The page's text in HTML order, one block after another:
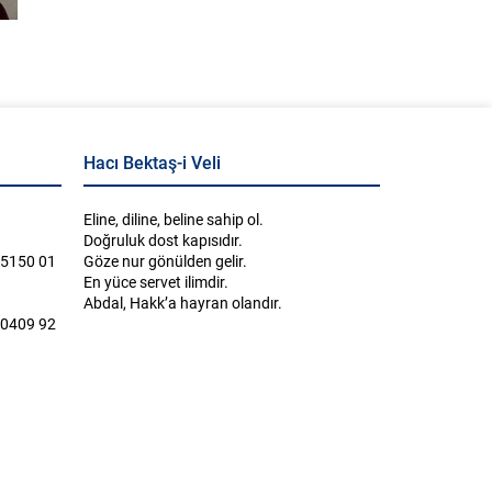
01
92
Hacı Bektaş-i Veli
Eline, diline, beline sahip ol.
Doğruluk dost kapısıdır.
Göze nur gönülden gelir.
En yüce servet ilimdir.
Abdal, Hakk’a hayran olandır.